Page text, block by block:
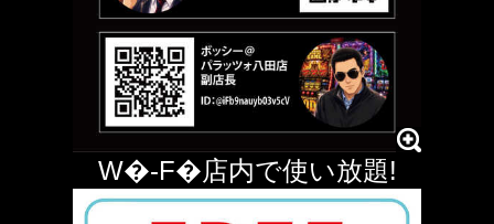
W�-F�店内で使い放題!